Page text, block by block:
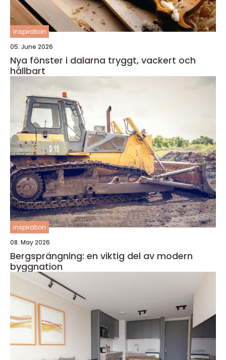
inspiration
05. June 2026
Nya fönster i dalarna tryggt, vackert och
hållbart
inspiration
08. May 2026
Bergsprängning: en viktig del av modern
byggnation